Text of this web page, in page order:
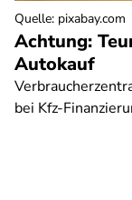
Achtung:
Autokauf
bei Kfz-
Quelle: pixabay.com